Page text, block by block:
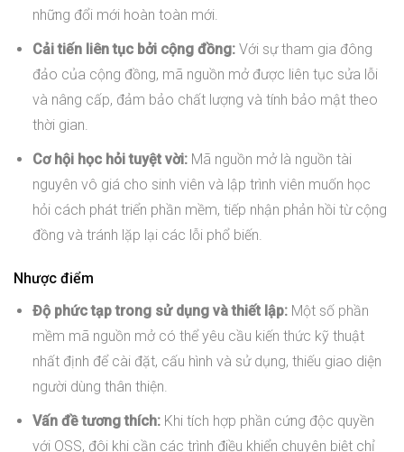
những đổi mới hoàn toàn mới.
Cải tiến liên tục bởi cộng đồng:Với sự tham gia đông
đảo của cộng đồng, mã nguồn mở được liên tục sửa lỗi
và nâng cấp, đảm bảo chất lượng và tính bảo mật theo
thời gian.
Cơ hội học hỏi tuyệt vời:Mã nguồn mở là nguồn tài
nguyên vô giá cho sinh viên và lập trình viên muốn học
hỏi cách phát triển phần mềm, tiếp nhận phản hồi từ cộng
đồng và tránh lặp lại các lỗi phổ biến.
Nhược điểm
Độ phức tạp trong sử dụng và thiết lập:Một số phần
mềm mã nguồn mở có thể yêu cầu kiến thức kỹ thuật
nhất định để cài đặt, cấu hình và sử dụng, thiếu giao diện
người dùng thân thiện.
Vấn đề tương thích:Khi tích hợp phần cứng độc quyền
với OSS, đôi khi cần các trình điều khiển chuyên biệt chỉ